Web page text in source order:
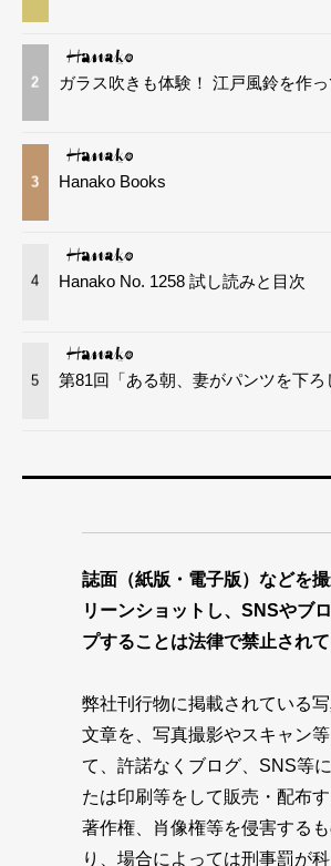
2 ガラス吹きも体験！ 江戸風鈴を作っ
3 Hanako Books
4 Hanako No. 1258 試し読みと目次
5 第81回「ある朝、妻がパンツを下ろ
誌面（紙版・電子版）などを
リーンショットし、SNSやブ
プすることは法律で禁止されて
弊社刊行物に掲載されている
文章を、写真撮影やスキャン
て、許諾なくブログ、SNS等
たは印刷等をして販売・配布
著作権、肖像権等を侵害する
り、場合によっては刑事罰が